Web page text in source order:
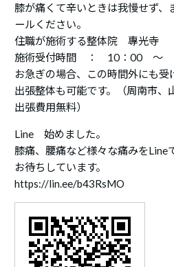
膝が痛くて辛いときは我慢せず、
ールください。
住職が施術する整体院 專光寺
施術受付時間 ： 10：00 ～
お急ぎの場合、この時間外にも受
出張整体も可能です。（周南市、
出張費用無料）
Line 始めました。
膝痛、腰痛など様々な痛みをLine
お待ちしています。
https://lin.ee/b43RsMO